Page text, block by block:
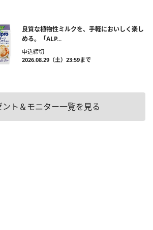
良質な植物性ミルクを、手軽においしく楽し
める。「ALP...
申込締切
2026.08.29（土）23:59まで
ント＆モニター一覧を見る